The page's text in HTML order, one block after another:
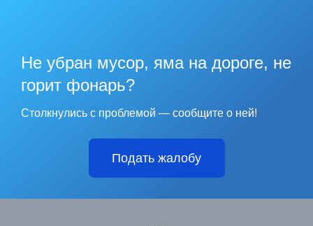
Не убран мусор, яма на дороге, не
горит фонарь?
Столкнулись с проблемой — сообщите о ней!
Подать жалобу